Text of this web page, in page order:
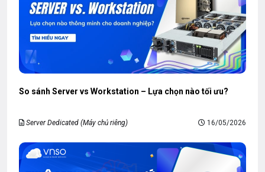
So sánh Server vs Workstation – Lựa chọn nào tối ưu?
Server Dedicated (Máy chủ riêng) 16/05/2026